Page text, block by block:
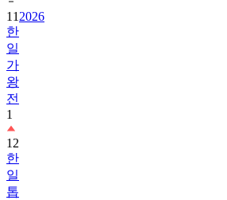
11 2026
한
일
가
왕
전
1
12
한
일
톱